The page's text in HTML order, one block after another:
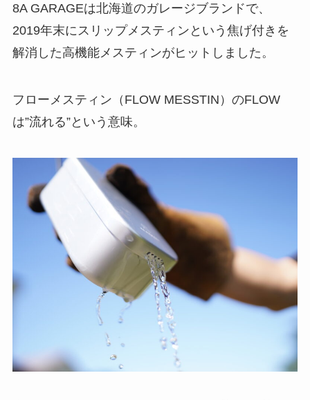
8A GARAGEは北海道のガレージブランドで、
2019年末に スリップメスティン という焦げ付きを
解消した高機能メスティンがヒットしました。
フローメスティン（FLOW MESSTIN）のFLOW
は”流れる”という意味。